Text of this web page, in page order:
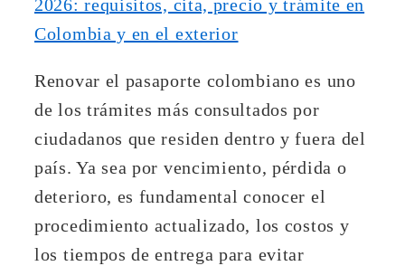
Renovar el pasaporte colombiano es uno
de los trámites más consultados por
ciudadanos que residen dentro y fuera del
país. Ya sea por vencimiento, pérdida o
deterioro, es fundamental conocer el
procedimiento actualizado, los costos y
los tiempos de entrega para evitar